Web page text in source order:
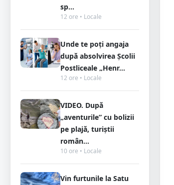
sp...
12 ore • Locale
Unde te poți angaja
după absolvirea Școlii
Postliceale „Henr...
12 ore • Locale
VIDEO. După
„aventurile” cu bolizii
pe plajă, turiștii
român...
10 ore • Locale
Vin furtunile la Satu